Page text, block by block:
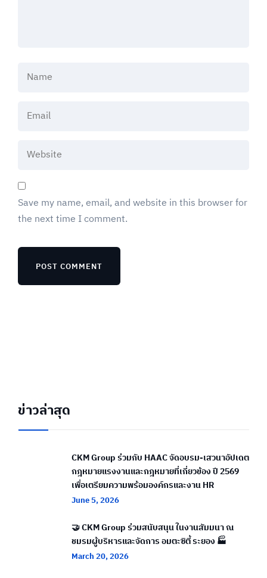
Save my name, email, and website in this browser for
the next time I comment.
ข่าวล่าสุด
CKM Group ร่วมกับ HAAC จัดอบรม-เสวนาอัปเดต
กฎหมายแรงงานและกฎหมายที่เกี่ยวข้อง ปี 2569
เพื่อเตรียมความพร้อมองค์กรและงาน HR
June 5, 2026
🤝 CKM Group ร่วมสนับสนุน ในงานสัมมนา ณ
ชมรมผู้บริหารและจัดการ อมตะซิตี้ ระยอง 🏭
March 20, 2026